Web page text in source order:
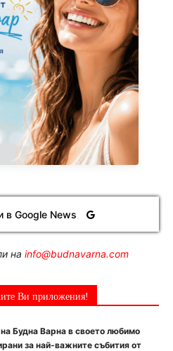
в Google News
на info@budnavarna.com
Ви приложения!
Будна Варна в своето любимо
за най-важните събития от